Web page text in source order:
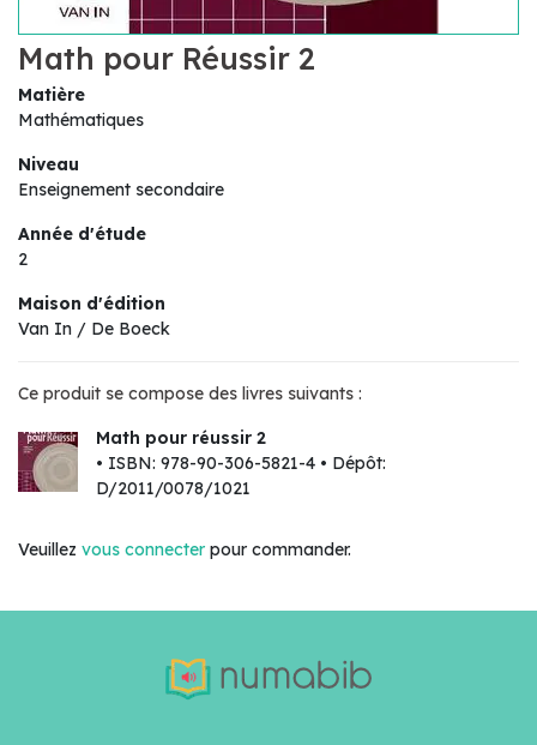
Math pour Réussir 2
Matière
Mathématiques
Niveau
Enseignement secondaire
Année d'étude
2
Maison d'édition
Van In / De Boeck
Ce produit se compose des livres suivants :
Math pour réussir 2
• ISBN: 978-90-306-5821-4 • Dépôt:
D/2011/0078/1021
Veuillez vous connecter pour commander.